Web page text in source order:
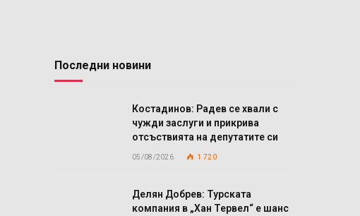
Последни новини
Костадинов: Радев се хвали с
чужди заслуги и прикрива
отсъствията на депутатите си
05/08/2026 1 720
Делян Добрев: Турската
компания в „Хан Тервел“ е шанс